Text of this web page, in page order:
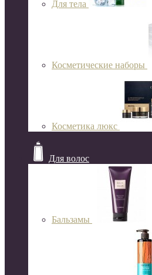
Для тела
Косметические наборы
Косметика люкс
Для волос
Бальзамы